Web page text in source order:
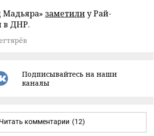
Мадьяра» заметилиу Рай-
в ДНР.
Подписывайтесь на наши
каналы
Читать комментарии (12)